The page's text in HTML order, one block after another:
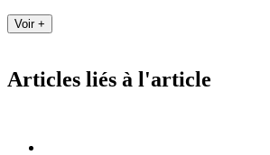
Articles liés à l'article